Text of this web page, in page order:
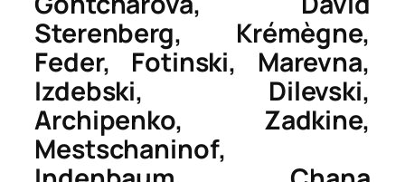
Sterenberg, Krémègne,
Feder, Fotinski, Marevna,
Izdebski, Dilevski,
Archipenko, Zadkine,
Mestschaninof,